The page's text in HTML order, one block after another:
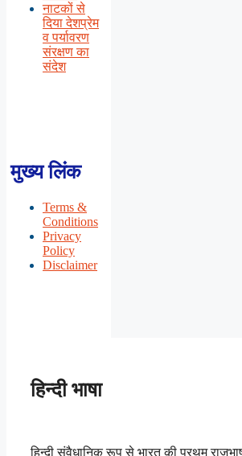
नाटकों से
दिया देशप्रेम
व पर्यावरण
संरक्षण का
संदेश
मुख्य लिंक
Terms &
Conditions
Privacy
Policy
Disclaimer
हिन्दी भाषा
हिन्दी संवैधानिक रूप से भारत की प्रथम